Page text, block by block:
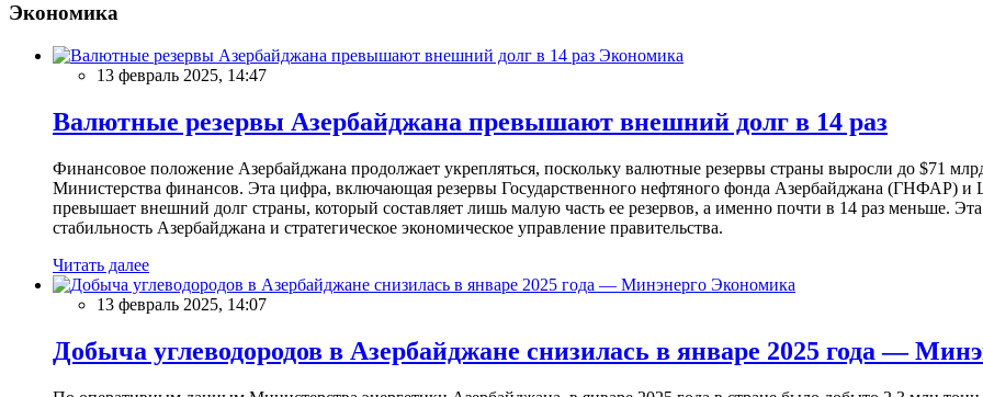
Экономика
Экономика
13 февраль 2025, 14:47
Валютные резервы Азербайджана превышают внешний долг в 14 раз
Финансовое положение Азербайджана продолжает укрепляться, поскольку валютные резервы страны выросли до $71
Министерства финансов. Эта цифра, включающая резервы Государственного нефтяного фонда Азербайджана (ГНФАР) и
превышает внешний долг страны, который составляет лишь малую часть ее резервов, а именно почти в 14 раз меньше.
стабильность Азербайджана и стратегическое экономическое управление правительства.
Читать далее
Экономика
13 февраль 2025, 14:07
Добыча углеводородов в Азербайджане снизилась в январе 2025 года —